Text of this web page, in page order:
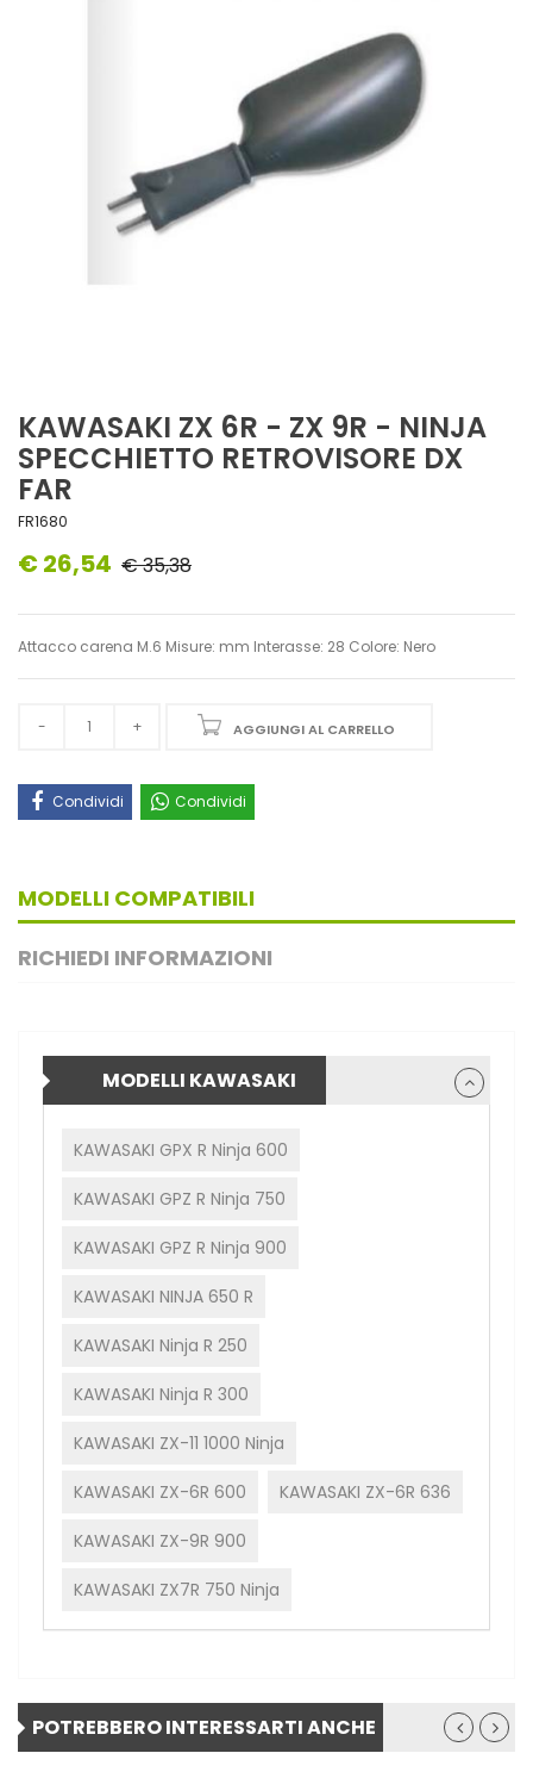
KAWASAKI ZX 6R - ZX 9R - NINJA
SPECCHIETTO RETROVISORE DX
FAR
FR1680
€ 26,54 € 35,38
Attacco carena M.6 Misure: mm Interasse: 28 Colore: Nero
AGGIUNGI AL CARRELLO
Condividi Condividi
MODELLI COMPATIBILI
RICHIEDI INFORMAZIONI
MODELLI KAWASAKI
KAWASAKI GPX R Ninja 600
KAWASAKI GPZ R Ninja 750
KAWASAKI GPZ R Ninja 900
KAWASAKI NINJA 650 R
KAWASAKI Ninja R 250
KAWASAKI Ninja R 300
KAWASAKI ZX-11 1000 Ninja
KAWASAKI ZX-6R 600 KAWASAKI ZX-6R 636
KAWASAKI ZX-9R 900
KAWASAKI ZX7R 750 Ninja
POTREBBERO INTERESSARTI ANCHE